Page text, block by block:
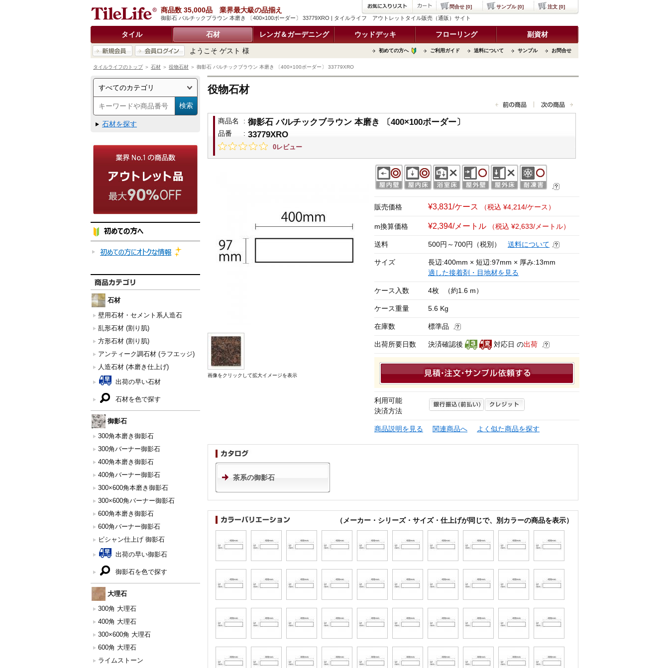
御影石 バルチックブラウン 本磨き 〔400×100ボーダー〕 33779XRO | タイルライフ アウトレットタイル販売（通販）サイト
商品数 35,000品 業界最大級の品揃え
タイル 石材 レンガ＆ガーデニング ウッドデッキ フローリング 副資材
ようこそ ゲスト 様 初めての方へ ご利用ガイド 送料について サンプル お問合せ
問合せ [0] サンプル [0] 注文 [0]
タイルライフのトップ＞ 石材 ＞ 役物石材 ＞ 御影石 バルチックブラウン 本磨き 〔400×100ボーダー〕 33779XRO
石材を探す
石材
壁用石材・セメント系人造石
乱形石材 (割り肌)
方形石材 (割り肌)
アンティーク調石材 (ラフエッジ)
人造石材 (本磨き仕上げ)
出荷の早い石材
石材を色で探す
御影石
300角本磨き御影石
300角バーナー御影石
400角本磨き御影石
400角バーナー御影石
300×600角本磨き御影石
300×600角バーナー御影石
600角本磨き御影石
600角バーナー御影石
ビシャン仕上げ 御影石
出荷の早い御影石
御影石を色で探す
大理石
300角 大理石
400角 大理石
300×600角 大理石
600角 大理石
ライムストーン
役物石材
商品名 : 御影石 バルチックブラウン 本磨き 〔400×100ボーダー〕
品番 : 33779XRO
0レビュー
画像をクリックして拡大イメージを表示
販売価格 ¥3,831/ケース （税込 ¥4,214/ケース）
m換算価格 ¥2,394/メートル （税込 ¥2,633/メートル）
送料 500円～700円（税別） 送料について
サイズ
長辺:400mm × 短辺:97mm × 厚み:13mm
適した接着剤・目地材を見る
ケース入数 4枚 （約1.6 m）
ケース重量 5.6 Kg
在庫数 標準品
出荷所要日数 決済確認後 対応日 の出荷
利用可能
決済方法
商品説明を見る 関連商品へ よく似た商品を探す
茶系の御影石
（メーカー・シリーズ・サイズ・仕上げが同じで、別カラーの商品を表示）